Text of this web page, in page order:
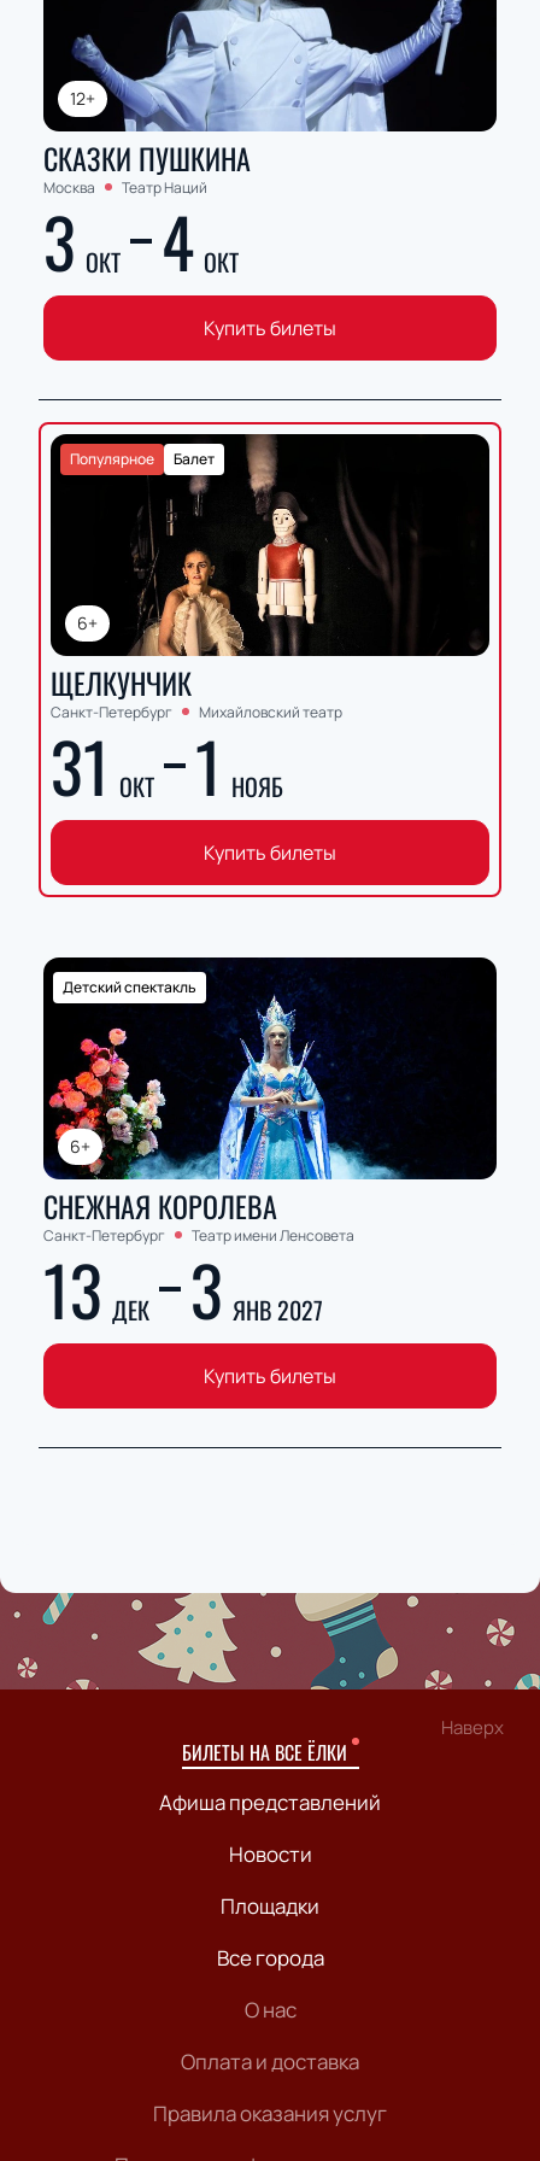
12+
СКАЗКИ ПУШКИНА
Москва Театр Наций
3 ОКТ 4 ОКТ
Купить билеты
6+
Балет
Популярное
ЩЕЛКУНЧИК
Санкт-Петербург Михайловский театр
31 ОКТ 1 НОЯБ
Купить билеты
6+
Детский спектакль
СНЕЖНАЯ КОРОЛЕВА
Санкт-Петербург Театр имени Ленсовета
13 ДЕК 3 ЯНВ 2027
Купить билеты
Наверх
БИЛЕТЫ НА ВСЕ ЁЛКИ
Афиша представлений
Новости
Площадки
Все города
О нас
Оплата и доставка
Правила оказания услуг